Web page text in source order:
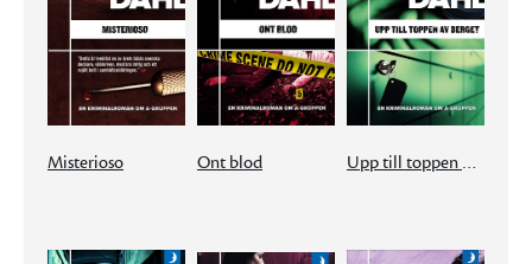
Misterioso Ont blod Upp till toppen av berget